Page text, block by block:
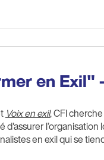
en Exil"
Voix en exil, CFI
d'assurer l’organisation
en exil qui se